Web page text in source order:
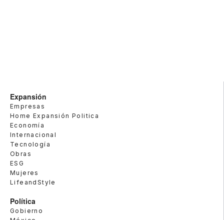
Expansión
Empresas
Home Expansión Politica
Economía
Internacional
Tecnología
Obras
ESG
Mujeres
LifeandStyle
Política
Gobierno